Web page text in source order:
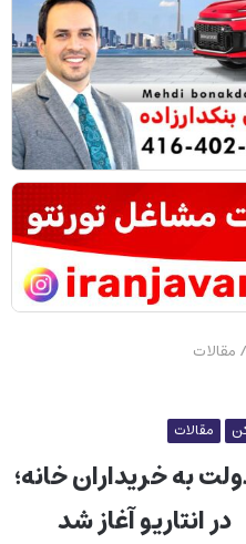
/ مقالات
مقالات
دولت به خریداران خانه؛